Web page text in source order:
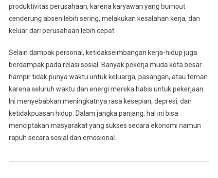
produktivitas perusahaan, karena karyawan yang burnout
cenderung absen lebih sering, melakukan kesalahan kerja, dan
keluar dari perusahaan lebih cepat.
Selain dampak personal, ketidakseimbangan kerja-hidup juga
berdampak pada relasi sosial. Banyak pekerja muda kota besar
hampir tidak punya waktu untuk keluarga, pasangan, atau teman
karena seluruh waktu dan energi mereka habis untuk pekerjaan.
Ini menyebabkan meningkatnya rasa kesepian, depresi, dan
ketidakpuasan hidup. Dalam jangka panjang, hal ini bisa
menciptakan masyarakat yang sukses secara ekonomi namun
rapuh secara sosial dan emosional.